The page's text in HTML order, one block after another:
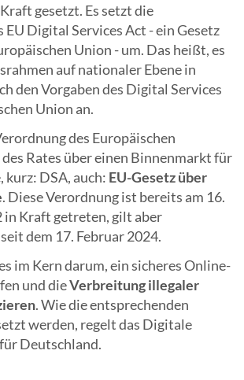
gesetzt. Es setzt die
Digital Services Act - ein Gesetz
Union - um. Das heißt, es
auf nationaler Ebene in
den Vorgaben des Digital Services
Union an.
des Europäischen
Rates über einen Binnenmarkt für
DSA, auch: EU-Gesetz über
. Diese Verordnung ist bereits am 16.
in Kraft getreten, gilt aber
dem 17. Februar 2024.
im Kern darum, ein sicheres Online-
und dieVerbreitung illegaler
. Wie die entsprechenden
werden, regelt das Digitale
Deutschland.